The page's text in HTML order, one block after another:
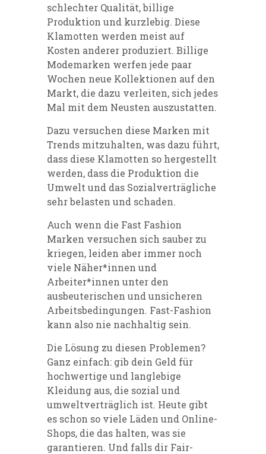
schlechter Qualität, billige
Produktion und kurzlebig. Diese
Klamotten werden meist auf
Kosten anderer produziert. Billige
Modemarken werfen jede paar
Wochen neue Kollektionen auf den
Markt, die dazu verleiten, sich jedes
Mal mit dem Neusten auszustatten.
Dazu versuchen diese Marken mit
Trends mitzuhalten, was dazu führt,
dass diese Klamotten so hergestellt
werden, dass die Produktion die
Umwelt und das Sozialverträgliche
sehr belasten und schaden.
Auch wenn die Fast Fashion
Marken versuchen sich sauber zu
kriegen, leiden aber immer noch
viele Näher*innen und
Arbeiter*innen unter den
ausbeuterischen und unsicheren
Arbeitsbedingungen. Fast-Fashion
kann also nie nachhaltig sein.
Die Lösung zu diesen Problemen?
Ganz einfach: gib dein Geld für
hochwertige und langlebige
Kleidung aus, die sozial und
umweltverträglich ist. Heute gibt
es schon so viele Läden und Online-
Shops, die das halten, was sie
garantieren. Und falls dir Fair-